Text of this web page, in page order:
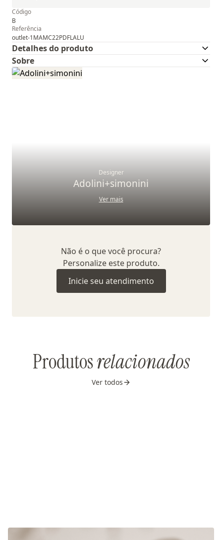
Código
B
Referência
outlet-1MAMC22PDFLALU
Detalhes do produto
Sobre
Designer
Adolini+simonini
Ver mais
Não é o que você procura?
Personalize este produto.
Inicie seu atendimento
Produtosrelacionados
Ver todos